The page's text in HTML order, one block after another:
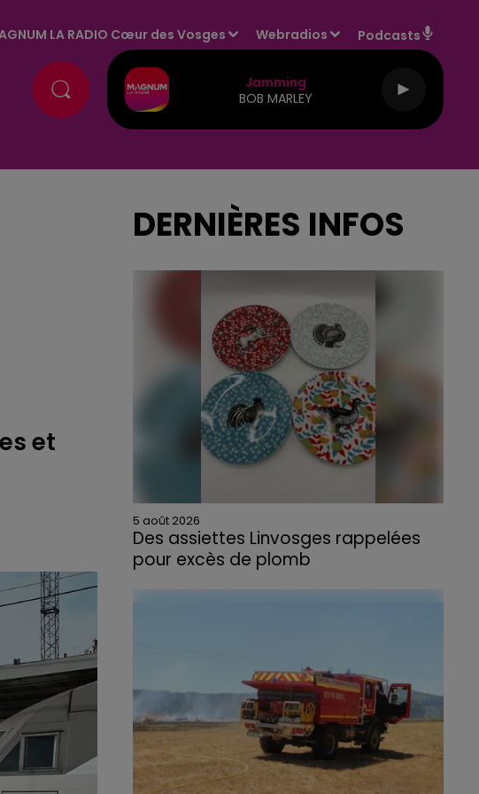
LA RADIO Cœur des Vosges Webradios Podcasts
Jamming
BOB MARLEY
et
DERNIÈRES INFOS
5 août 2026
Des assiettes Linvosges rappelées
pour excès de plomb